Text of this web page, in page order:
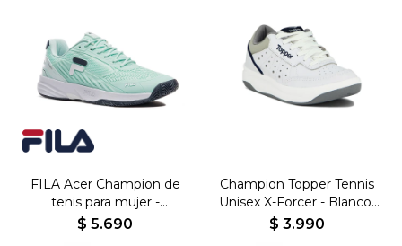
FILA Acer Champion de
tenis para mujer -
Aguamarina/Blanco -
$ 5.690
Champion Topper Tennis
Unisex X-Forcer - Blanco-
Gris
$ 3.990